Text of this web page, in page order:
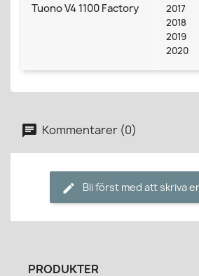
Tuono V4 1100 Factory
2017
2018
2019
2020
Kommentarer (0)
Bli först med att skriva
PRODUKTER